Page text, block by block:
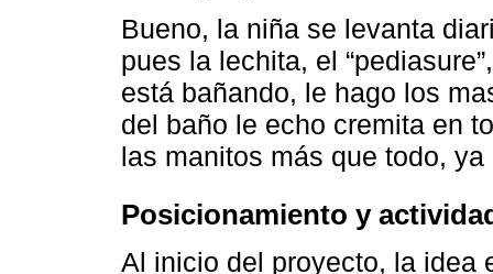
Bueno, la niña se levanta
pues la lechita, el
está bañando, le hago los
del baño le echo cremita en
las manitos más que todo,
Posicionamiento y
Al inicio del proyecto, la idea